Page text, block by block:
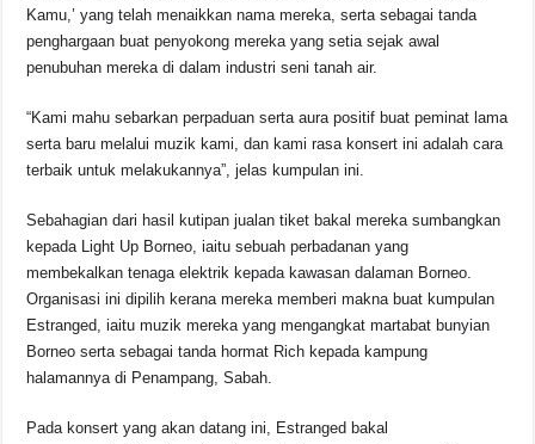
Kamu,’ yang telah menaikkan nama mereka, serta sebagai tanda
penghargaan buat penyokong mereka yang setia sejak awal
penubuhan mereka di dalam industri seni tanah air.
“Kami mahu sebarkan perpaduan serta aura positif buat peminat lama
serta baru melalui muzik kami, dan kami rasa konsert ini adalah cara
terbaik untuk melakukannya”, jelas kumpulan ini.
Sebahagian dari hasil kutipan jualan tiket bakal mereka sumbangkan
kepada Light Up Borneo, iaitu sebuah perbadanan yang
membekalkan tenaga elektrik kepada kawasan dalaman Borneo.
Organisasi ini dipilih kerana mereka memberi makna buat kumpulan
Estranged, iaitu muzik mereka yang mengangkat martabat bunyian
Borneo serta sebagai tanda hormat Rich kepada kampung
halamannya di Penampang, Sabah.
Pada konsert yang akan datang ini, Estranged bakal